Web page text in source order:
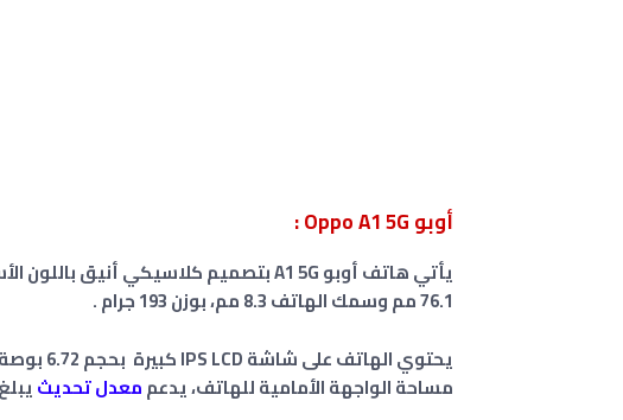
أوبو Oppo A1 5G :
76.1 مم وسمك الهاتف 8.3 مم، بوزن 193 جرام .
مساحة الواجهة الأمامية للهاتف،يدعممعدل تحديثيبلغ 90 هرتز